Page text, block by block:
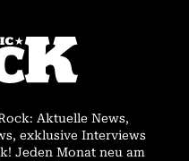
Aktuelle News,
exklusive Interviews
Jeden Monat neu am